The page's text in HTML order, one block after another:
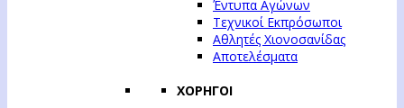
Έντυπα Αγώνων
Τεχνικοί Εκπρόσωποι
Αθλητές Χιονοσανίδας
Αποτελέσματα
ΧΟΡΗΓΟΙ